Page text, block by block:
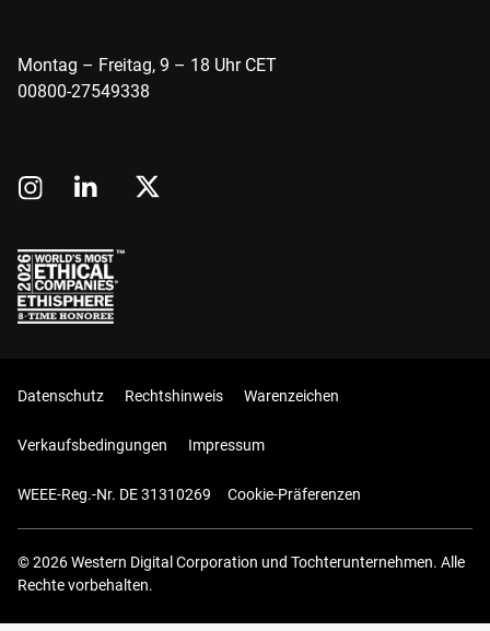
Montag – Freitag, 9 – 18 Uhr CET
00800-27549338
Datenschutz Rechtshinweis Warenzeichen
Verkaufsbedingungen Impressum
WEEE-Reg.-Nr. DE 31310269 Cookie-Präferenzen
© 2026 Western Digital Corporation und Tochterunternehmen. Alle
Rechte vorbehalten.